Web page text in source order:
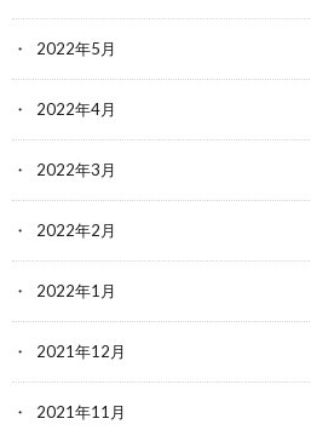
2022年5月
2022年4月
2022年3月
2022年2月
2022年1月
2021年12月
2021年11月